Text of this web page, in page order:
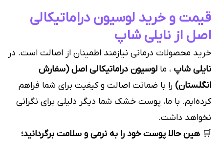
قیمت و خرید لوسیون دراماتیکالی
اصل از نایلی شاپ
خرید محصولات درمانی نیازمند اطمینان از اصالت است. در
نایلی شاپ ، ما لوسیون دراماتیکالی اصل (سفارش
انگلستان) را با ضمانت اصالت و کیفیت برای شما فراهم
کرده‌ایم. با ما، پوست خشک شما دیگر دلیلی برای نگرانی
نخواهد داشت.
🛒 هین حالا پوست خود را به نرمی و سلامت برگردانید؛